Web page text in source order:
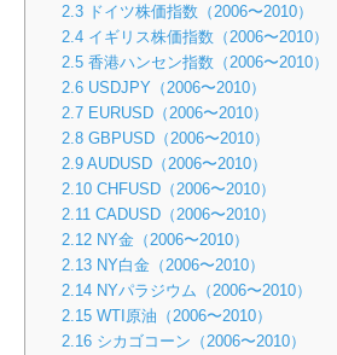
2.3ドイツ株価指数（2006〜2010）
2.4イギリス株価指数（2006〜2010）
2.5香港ハンセン指数（2006〜2010）
2.6USDJPY（2006〜2010）
2.7EURUSD（2006〜2010）
2.8GBPUSD（2006〜2010）
2.9AUDUSD（2006〜2010）
2.10CHFUSD（2006〜2010）
2.11 CADUSD（2006〜2010）
2.12NY金（2006〜2010）
2.13NY白金（2006〜2010）
2.14NYパラジウム（2006〜2010）
2.15WTI原油（2006〜2010）
2.16シカゴコーン（2006〜2010）